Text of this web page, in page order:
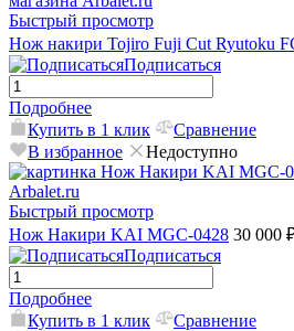
Быстрый просмотр
Нож накири Tojiro Fuji Cut Ryutoku
Подписаться
Подробнее
Купить в 1 клик
Сравнение
В избранное
Недоступно
Быстрый просмотр
Нож Накири KAI MGC-0428 30 000
Подписаться
Подробнее
Купить в 1 клик
Сравнение